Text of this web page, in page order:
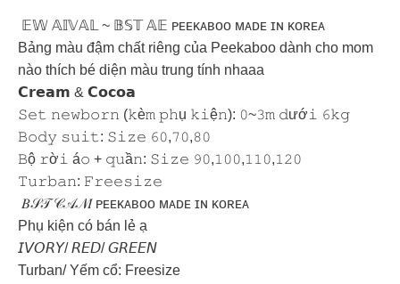
𝔼𝕎 𝔸𝕀𝕍𝔸𝕃 ~ 𝔹𝕊𝕋 𝔸𝔼 ᴘᴇᴇᴋᴀʙᴏᴏ ᴍᴀᴅᴇ ɪɴ ᴋᴏʀᴇᴀ
Bảng màu đậm chất riêng của Peekaboo dành cho mom
nào thích bé diện màu trung tính nhaaa
𝗖𝗿𝗲𝗮𝗺 & 𝗖𝗼𝗰𝗼𝗮
𝚂𝚎𝚝 𝚗𝚎𝚠𝚋𝚘𝚛𝚗 (𝚔è𝚖 𝚙𝚑ụ 𝚔𝚒ệ𝚗): 𝟶~𝟹𝚖 𝚍ướ𝚒 𝟼𝚔𝚐
𝙱𝚘𝚍𝚢 𝚜𝚞𝚒𝚝: 𝚂𝚒𝚣𝚎 𝟼𝟶,𝟽𝟶,𝟾𝟶
𝙱ộ 𝚛ờ𝚒 á𝚘 + 𝚚𝚞ầ𝚗: 𝚂𝚒𝚣𝚎 𝟿𝟶,𝟷𝟶𝟶,𝟷𝟷𝟶,𝟷𝟸𝟶
𝚃𝚞𝚛𝚋𝚊𝚗: 𝙵𝚛𝚎𝚎𝚜𝚒𝚣𝚎
𝐵𝒮𝒯 𝒞𝒜𝒩𝐼 ᴘᴇᴇᴋᴀʙᴏᴏ ᴍᴀᴅᴇ ɪɴ ᴋᴏʀᴇᴀ
Phụ kiện có bán lẻ ạ
𝘐𝘝𝘖𝘙𝘠/ 𝘙𝘌𝘋/ 𝘎𝘙𝘌𝘌𝘕
Turban/ Yếm cổ: Freesize